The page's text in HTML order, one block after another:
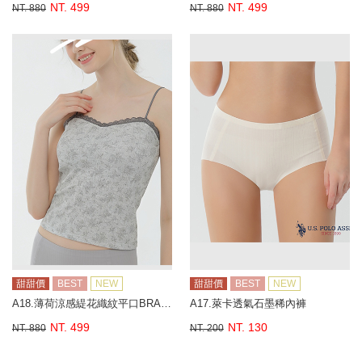
NT. 880 NT. 499 NT. 880 NT. 499
甜甜價 BEST NEW
A18.薄荷涼感緹花織紋平口BRA背心
NT. 880 NT. 499
甜甜價 BEST NEW
A17.萊卡透氣石墨稀內褲
NT. 200 NT. 130